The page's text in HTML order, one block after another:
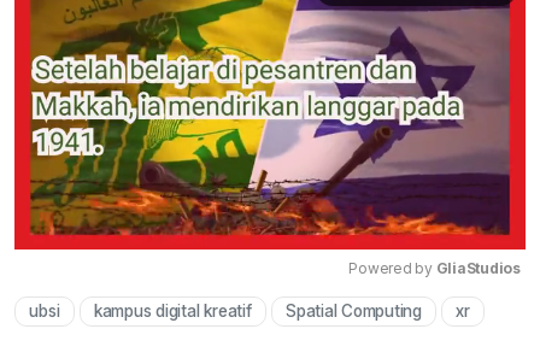
Mute
Powered by GliaStudios
ubsi kampus digital kreatif Spatial Computing xr